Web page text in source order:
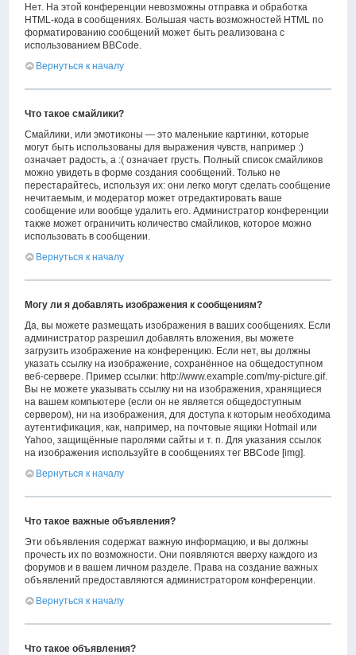
Нет. На этой конференции невозможны отправка и обработка
HTML-кода в сообщениях. Большая часть возможностей HTML по
форматированию сообщений может быть реализована с
использованием BBCode.
Вернуться к началу
Что такое смайлики?
Смайлики, или эмотиконы — это маленькие картинки, которые
могут быть использованы для выражения чувств, например :)
означает радость, а :( означает грусть. Полный список смайликов
можно увидеть в форме создания сообщений. Только не
перестарайтесь, используя их: они легко могут сделать сообщение
нечитаемым, и модератор может отредактировать ваше
сообщение или вообще удалить его. Администратор конференции
также может ограничить количество смайликов, которое можно
использовать в сообщении.
Вернуться к началу
Могу ли я добавлять изображения к сообщениям?
Да, вы можете размещать изображения в ваших сообщениях. Если
администратор разрешил добавлять вложения, вы можете
загрузить изображение на конференцию. Если нет, вы должны
указать ссылку на изображение, сохранённое на общедоступном
веб-сервере. Пример ссылки: http://www.example.com/my-picture.gif.
Вы не можете указывать ссылку ни на изображения, хранящиеся
на вашем компьютере (если он не является общедоступным
сервером), ни на изображения, для доступа к которым необходима
аутентификация, как, например, на почтовые ящики Hotmail или
Yahoo, защищённые паролями сайты и т. п. Для указания ссылок
на изображения используйте в сообщениях тег BBCode [img].
Вернуться к началу
Что такое важные объявления?
Эти объявления содержат важную информацию, и вы должны
прочесть их по возможности. Они появляются вверху каждого из
форумов и в вашем личном разделе. Права на создание важных
объявлений предоставляются администратором конференции.
Вернуться к началу
Что такое объявления?